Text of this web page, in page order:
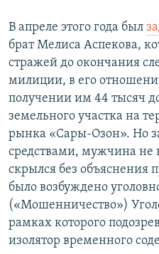
В апреле этого года был
брат Мелиса Аспекова,
стражей до окончания
милиции, в его
получении им 44 тысяч
земельного участка на
рынка «Сары-Озон». Но
средствами, мужчина не
скрылся без объяснения
было возбуждено
(«Мошенничество»)
рамках которого
изолятор временного